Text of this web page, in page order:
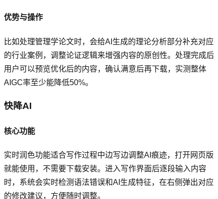
优势与操作
比如处理管理学论文时，会给AI生成的理论分析部分补充对应
的行业案例，调整论证逻辑来增强内容的原创性。处理完成后
用户可以预览优化后的内容，确认满意后再下载，实测整体
AIGC率至少能降低50%。
快降AI
核心功能
实时润色功能适合写作过程中边写边调整AI痕迹，打开网页版
就能使用，不需要下载安装。进入写作界面后逐段输入内容
时，系统会实时检测语法错误和AI生成特征，在右侧弹出对应
的修改建议，方便随时调整。